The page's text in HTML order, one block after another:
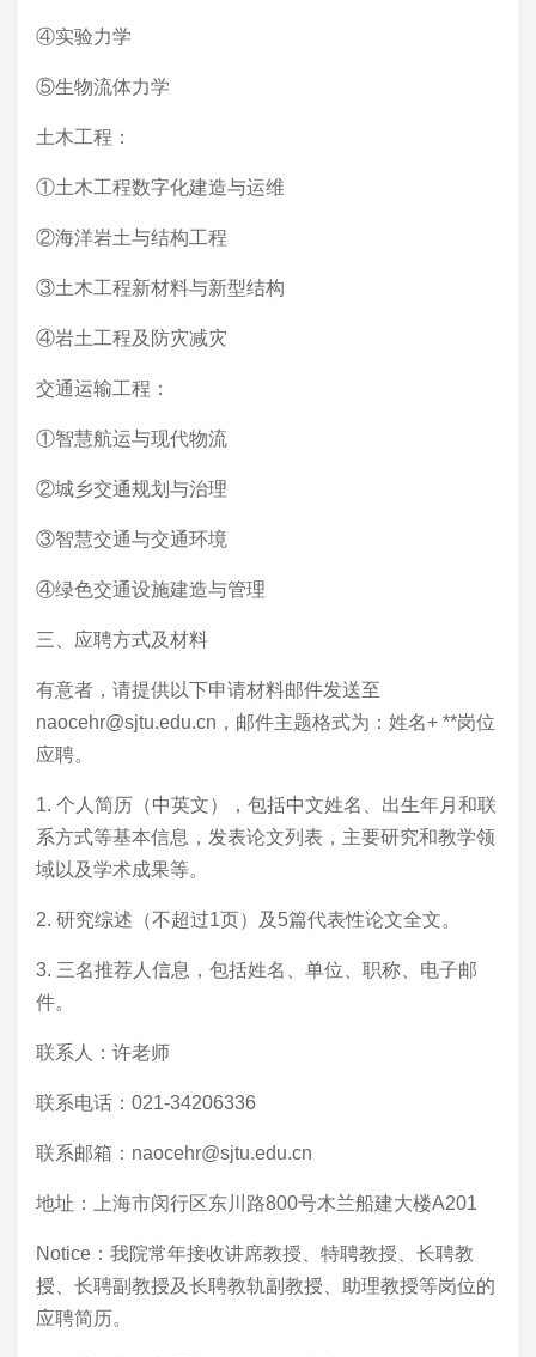
④实验力学
⑤生物流体力学
土木工程：
①土木工程数字化建造与运维
②海洋岩土与结构工程
③土木工程新材料与新型结构
④岩土工程及防灾减灾
交通运输工程：
①智慧航运与现代物流
②城乡交通规划与治理
③智慧交通与交通环境
④绿色交通设施建造与管理
三、应聘方式及材料
有意者，请提供以下申请材料邮件发送至
naocehr@sjtu.edu.cn，邮件主题格式为：姓名+ **岗位
应聘。
1. 个人简历（中英文），包括中文姓名、出生年月和联
系方式等基本信息，发表论文列表，主要研究和教学领
域以及学术成果等。
2. 研究综述（不超过1页）及5篇代表性论文全文。
3. 三名推荐人信息，包括姓名、单位、职称、电子邮
件。
联系人：许老师
联系电话：021-34206336
联系邮箱：naocehr@sjtu.edu.cn
地址：上海市闵行区东川路800号木兰船建大楼A201
Notice ：我院常年接收讲席教授、特聘教授、长聘教
授、长聘副教授及长聘教轨副教授、助理教授等岗位的
应聘简历。